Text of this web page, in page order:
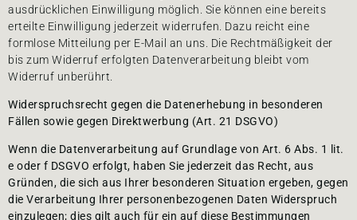
ausdrücklichen Einwilligung möglich. Sie können eine bereits
erteilte Einwilligung jederzeit widerrufen. Dazu reicht eine
formlose Mitteilung per E-Mail an uns. Die Rechtmäßigkeit der
bis zum Widerruf erfolgten Datenverarbeitung bleibt vom
Widerruf unberührt.
Widerspruchsrecht gegen die Datenerhebung in besonderen
Fällen sowie gegen Direktwerbung (Art. 21 DSGVO)
Wenn die Datenverarbeitung auf Grundlage von Art. 6 Abs. 1 lit.
e oder f DSGVO erfolgt, haben Sie jederzeit das Recht, aus
Gründen, die sich aus Ihrer besonderen Situation ergeben, gegen
die Verarbeitung Ihrer personenbezogenen Daten Widerspruch
einzulegen; dies gilt auch für ein auf diese Bestimmungen